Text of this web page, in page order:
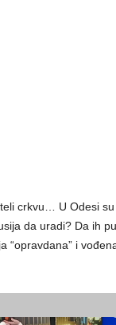
crkvu… U Odesi
da uradi? Da ih
“opravdana” i